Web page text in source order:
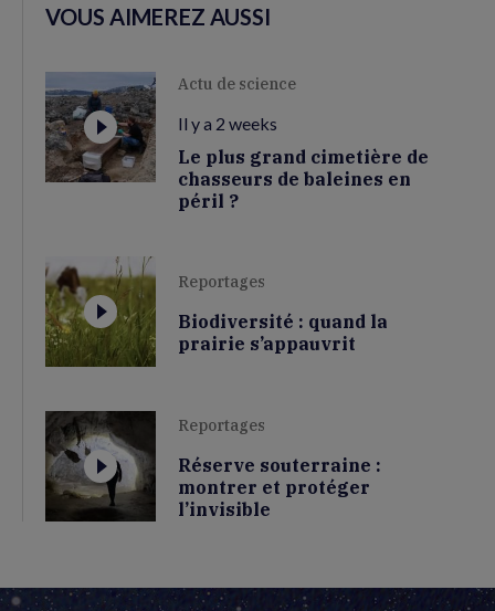
VOUS AIMEREZ AUSSI
Actu de science
Il y a 2 weeks
Le plus grand cimetière de
chasseurs de baleines en
péril ?
Reportages
Biodiversité : quand la
prairie s’appauvrit
Reportages
Réserve souterraine :
montrer et protéger
l’invisible